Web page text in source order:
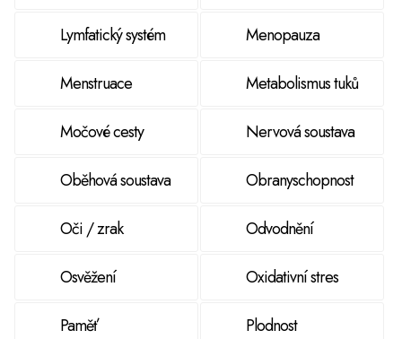
Lymfatický systém Menopauza
Menstruace Metabolismus tuků
Močové cesty Nervová soustava
Oběhová soustava Obranyschopnost
Oči / zrak Odvodnění
Osvěžení Oxidativní stres
Paměť Plodnost